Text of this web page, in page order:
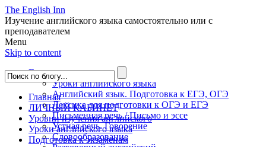
The English Inn
Изучение английского языка самостоятельно или с
преподавателем
Menu
Skip to content
Главная
Уроки английского языка
Английский язык. Подготовка к ЕГЭ, ОГЭ
Лексика для подготовки к ОГЭ и ЕГЭ
Письменная речь / Письмо и эссе
Устная речь. Говорение
Словообразование
Главная
ЛИЧНЫЙ КАБИНЕТ
Уровни изучения английского
Уроки английского языка
Подготовка к экзаменам